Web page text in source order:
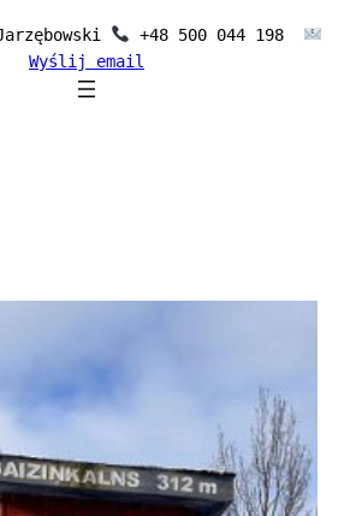
+48 500 044 198
Wyślij email